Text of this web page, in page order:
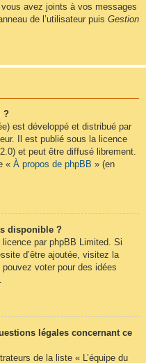
avez joints à vos messages
de l’utilisateur puis Gestion
?
est développé et distribué par
Il est publié sous la licence
et peut être diffusé librement.
« À propos de phpBB » (en
disponible ?
par phpBB Limited. Si
d’être ajoutée, visitez la
voter pour des idées
légales concernant ce
de la liste « L’équipe du